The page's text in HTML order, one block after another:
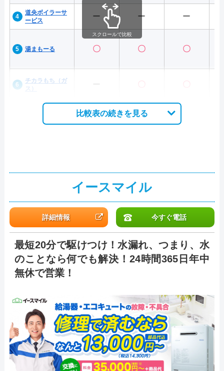
道央ボイラーサ
ービス
ー ー ー
湯まもーる 〇 〇 〇
チカラもち（ガ
ス）
ー 〇 〇
スクロールで比較
比較表の続きを見る
イースマイル
詳細情報 今すぐ電話
最短20分で駆けつけ！水漏れ、つまり、水
のことなら何でも解決！24時間365日年中
無休で営業！